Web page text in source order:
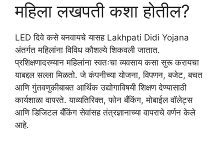
महिला लखपती कशा होतील?
LED दिवे कसे बनवायचे यासह Lakhpati Didi Yojana
अंतर्गत महिलांना विविध कौशल्ये शिकवली जातात.
प्रशिक्षणादरम्यान महिलांना स्वतःचा व्यवसाय कसा सुरू करायचा
याबद्दल सल्ला मिळतो. जे कंपनीच्या योजना, विपणन, बजेट, बचत
आणि गुंतवणुकीबाबत आर्थिक उद्योगाविषयी शिक्षण देण्यासाठी
कार्यशाळा वापरते. याव्यतिरिक्त, फोन बँकिंग, मोबाईल वॉलेट्स
आणि डिजिटल बँकिंग सेवांसह तंत्रज्ञानाच्या वापराचे वर्णन केले
आहे.